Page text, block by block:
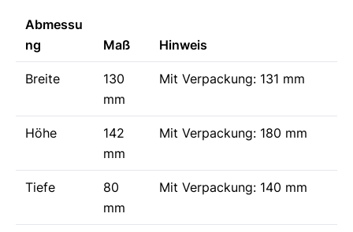
Abmessu
ng
Maß Hinweis
Breite
130
mm
Mit Verpackung: 131 mm
Höhe
142
mm
Mit Verpackung: 180 mm
Tiefe
80
mm
Mit Verpackung: 140 mm